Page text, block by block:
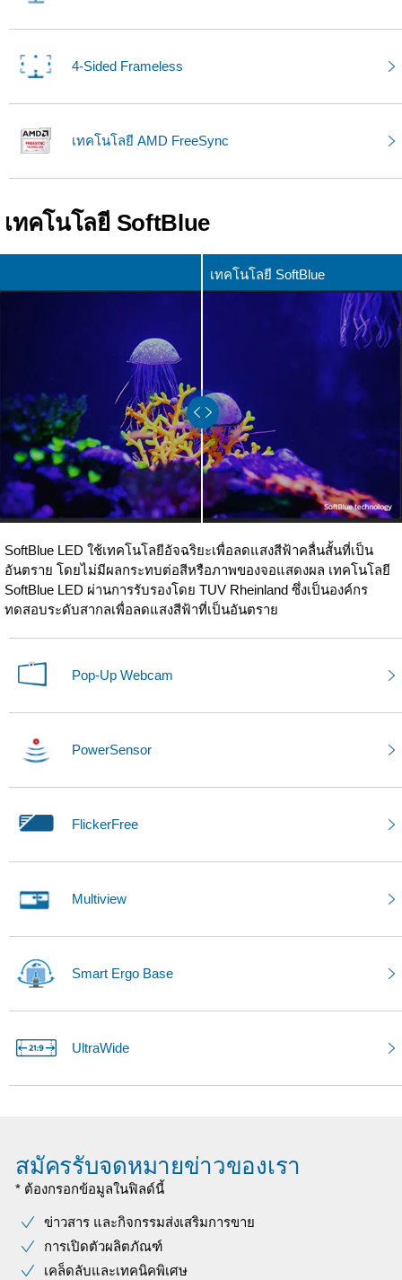
4-Sided Frameless
เทคโนโลยี AMD FreeSync
เทคโนโลยี SoftBlue
เทคโนโลยี SoftBlue
SoftBlue LED ใช้เทคโนโลยีอัจฉริยะเพื่อลดแสงสีฟ้าคลื่นสั้นที่เป็น
อันตราย โดยไม่มีผลกระทบต่อสีหรือภาพของจอแสดงผล เทคโนโลยี
SoftBlue LED ผ่านการรับรองโดย TUV Rheinland ซึ่งเป็นองค์กร
ทดสอบระดับสากลเพื่อลดแสงสีฟ้าที่เป็นอันตราย
Pop-Up Webcam
PowerSensor
FlickerFree
Multiview
Smart Ergo Base
UltraWide
สมัครรับจดหมายข่าวของเรา
* ต้องกรอกข้อมูลในฟิลด์นี้
ข่าวสาร และกิจกรรมส่งเสริมการขาย
การเปิดตัวผลิตภัณฑ์
เคล็ดลับและเทคนิคพิเศษ